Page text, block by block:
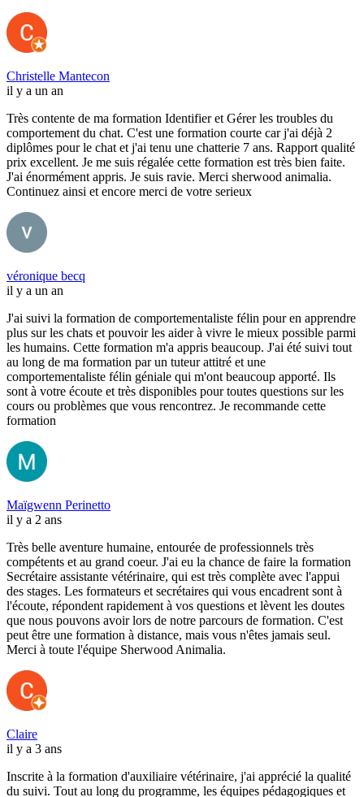
Christelle Mantecon
il y a un an
Très contente de ma formation Identifier et Gérer les troubles du
comportement du chat. C'est une formation courte car j'ai déjà 2
diplômes pour le chat et j'ai tenu une chatterie 7 ans. Rapport qualité
prix excellent. Je me suis régalée cette formation est très bien faite.
J'ai énormément appris. Je suis ravie. Merci sherwood animalia.
Continuez ainsi et encore merci de votre serieux
véronique becq
il y a un an
J'ai suivi la formation de comportementaliste félin pour en apprendre
plus sur les chats et pouvoir les aider à vivre le mieux possible parmi
les humains. Cette formation m'a appris beaucoup. J'ai été suivi tout
au long de ma formation par un tuteur attitré et une
comportementaliste félin géniale qui m'ont beaucoup apporté. Ils
sont à votre écoute et très disponibles pour toutes questions sur les
cours ou problèmes que vous rencontrez. Je recommande cette
formation
Maïgwenn Perinetto
il y a 2 ans
Très belle aventure humaine, entourée de professionnels très
compétents et au grand coeur. J'ai eu la chance de faire la formation
Secrétaire assistante vétérinaire, qui est très complète avec l'appui
des stages. Les formateurs et secrétaires qui vous encadrent sont à
l'écoute, répondent rapidement à vos questions et lèvent les doutes
que nous pouvons avoir lors de notre parcours de formation. C'est
peut être une formation à distance, mais vous n'êtes jamais seul.
Merci à toute l'équipe Sherwood Animalia.
Claire
il y a 3 ans
Inscrite à la formation d'auxiliaire vétérinaire, j'ai apprécié la qualité
du suivi. Tout au long du programme, les équipes pédagogiques et